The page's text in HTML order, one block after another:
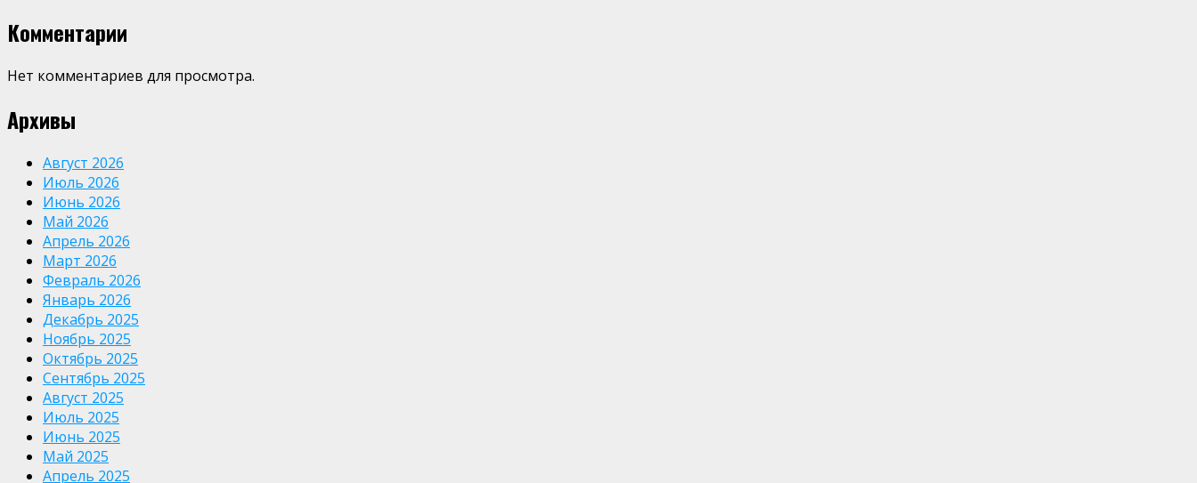
Комментарии
Нет комментариев для просмотра.
Архивы
Август 2026
Июль 2026
Июнь 2026
Май 2026
Апрель 2026
Март 2026
Февраль 2026
Январь 2026
Декабрь 2025
Ноябрь 2025
Октябрь 2025
Сентябрь 2025
Август 2025
Июль 2025
Июнь 2025
Май 2025
Апрель 2025